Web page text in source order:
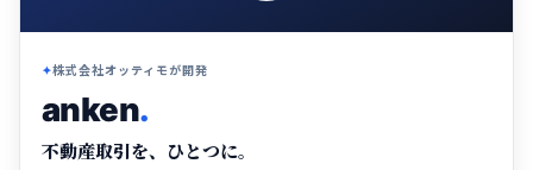
株式会社オッティモが開発
anken.
不動産取引を、ひとつに。